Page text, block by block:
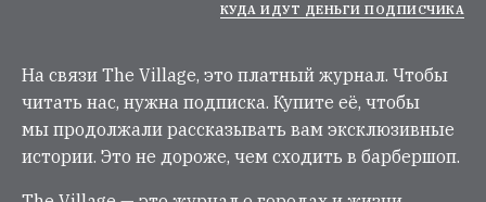
КУДА ИДУТ ДЕНЬГИ ПОДПИСЧИКА
На связи The Village, это платный журнал. Чтобы
читать нас, нужна подписка. Купите её, чтобы
мы продолжали рассказывать вам эксклюзивные
истории. Это не дороже, чем сходить в барбершоп.